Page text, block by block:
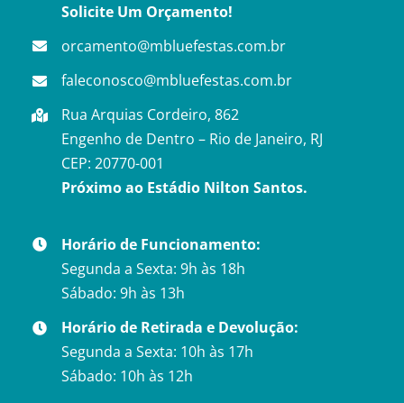
Solicite Um Orçamento!
orcamento@mbluefestas.com.br
faleconosco@mbluefestas.com.br
Rua Arquias Cordeiro, 862
Engenho de Dentro – Rio de Janeiro, RJ
CEP: 20770-001
Próximo ao Estádio Nilton Santos.
Horário de Funcionamento:
Segunda a Sexta: 9h às 18h
Sábado: 9h às 13h
Horário de Retirada e Devolução:
Segunda a Sexta: 10h às 17h
Sábado: 10h às 12h